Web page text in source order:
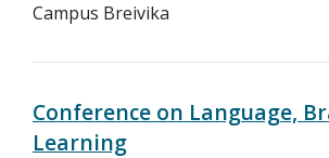
Campus Breivika
Conference on Language,
Learning